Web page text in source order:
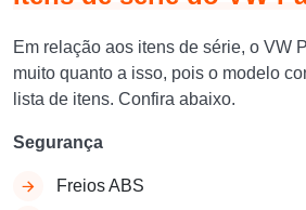
Em relação aos itens de série, o VW
muito quanto a isso, pois o modelo
lista de itens. Confira abaixo.
Segurança
Freios ABS